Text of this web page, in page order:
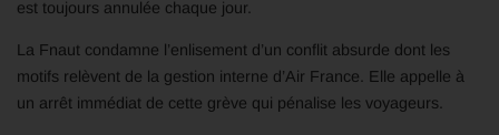
est toujours annulée chaque jour.
La Fnaut condamne l’enlisement d’un conflit absurde dont les
motifs relèvent de la gestion interne d’Air France. Elle appelle à
un arrêt immédiat de cette grève qui pénalise les voyageurs.